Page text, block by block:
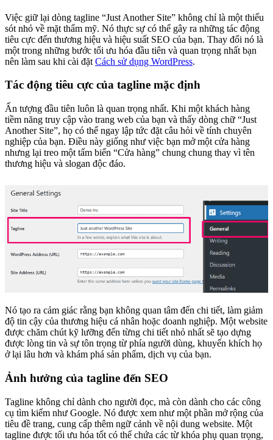
Việc giữ lại dòng tagline “Just Another Site” không chỉ là một thiếu
sót nhỏ về mặt thẩm mỹ. Nó thực sự có thể gây ra những tác động
tiêu cực đến thương hiệu và hiệu suất SEO của bạn. Thay đổi nó là
một trong những bước tối ưu hóa đầu tiên và quan trọng nhất bạn
nên làm sau khi cài đặt Cách sử dụng WordPress.
Tác động tiêu cực của tagline mặc định
Ấn tượng đầu tiên luôn là quan trọng nhất. Khi một khách hàng
tiềm năng truy cập vào trang web của bạn và thấy dòng chữ “Just
Another Site”, họ có thể ngay lập tức đặt câu hỏi về tính chuyên
nghiệp của bạn. Điều này giống như việc bạn mở một cửa hàng
nhưng lại treo một tấm biển “Cửa hàng” chung chung thay vì tên
thương hiệu và slogan độc đáo.
Nó tạo ra cảm giác rằng bạn không quan tâm đến chi tiết, làm giảm
độ tin cậy của thương hiệu cá nhân hoặc doanh nghiệp. Một website
được chăm chút kỹ lưỡng đến từng chi tiết nhỏ nhất sẽ tạo dựng
được lòng tin và sự tôn trọng từ phía người dùng, khuyến khích họ
ở lại lâu hơn và khám phá sản phẩm, dịch vụ của bạn.
Ảnh hưởng của tagline đến SEO
Tagline không chỉ dành cho người đọc, mà còn dành cho các công
cụ tìm kiếm như Google. Nó được xem như một phần mở rộng của
tiêu đề trang, cung cấp thêm ngữ cảnh về nội dung website. Một
tagline được tối ưu hóa tốt có thể chứa các từ khóa phụ quan trọng,